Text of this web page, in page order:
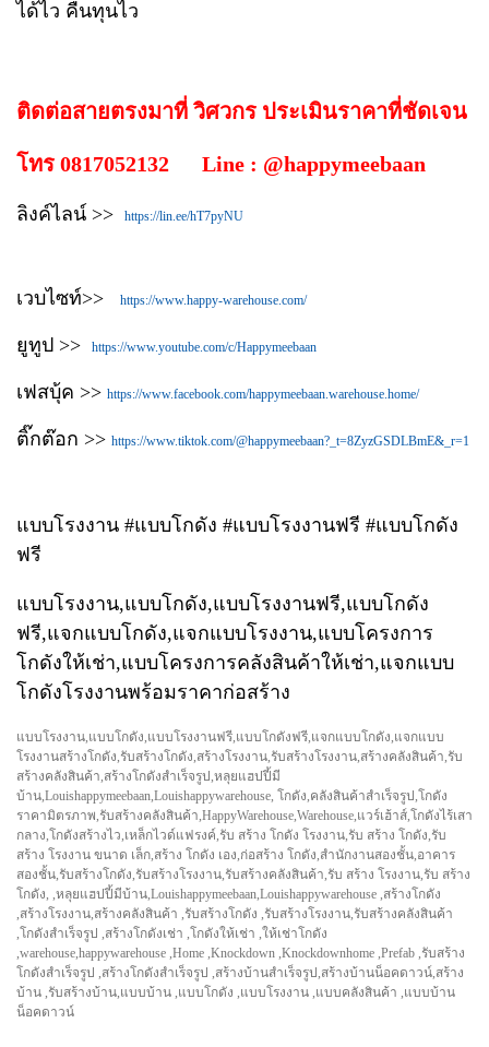
ได้ไว คืนทุนไว
ติดต่อสายตรงมาที่ วิศวกร ประเมินราคาที่ชัดเจน
โทร 0817052132 Line : @happymeebaan
ลิงค์ไลน์ >> https://lin.ee/hT7pyNU
เวบไซท์>> https://www.happy-warehouse.com/
ยูทูป >> https://www.youtube.com/c/Happymeebaan
เฟสบุ้ค >> https://www.facebook.com/happymeebaan.warehouse.home/
ติ๊กต๊อก >> https://www.tiktok.com/@happymeebaan?_t=8ZyzGSDLBmE&_r=1
แบบโรงงาน #แบบโกดัง #แบบโรงงานฟรี #แบบโกดัง
ฟรี
แบบโรงงาน,แบบโกดัง,แบบโรงงานฟรี,แบบโกดัง
ฟรี,แจกแบบโกดัง,แจกแบบโรงงาน,แบบโครงการ
โกดังให้เช่า,แบบโครงการคลังสินค้าให้เช่า,แจกแบบ
โกดังโรงงานพร้อมราคาก่อสร้าง
แบบโรงงาน,แบบโกดัง,แบบโรงงานฟรี,แบบโกดังฟรี,แจกแบบโกดัง,แจกแบบ
โรงงานสร้างโกดัง,รับสร้างโกดัง,สร้างโรงงาน,รับสร้างโรงงาน,สร้างคลังสินค้า,รับ
สร้างคลังสินค้า,สร้างโกดังสำเร็จรูป,หลุยแฮปปี้มี
บ้าน,Louishappymeebaan,Louishappywarehouse, โกดัง,คลังสินค้าสำเร็จรูป,โกดัง
ราคามิตรภาพ,รับสร้างคลังสินค้า,HappyWarehouse,Warehouse,แวร์เฮ้าส์,โกดังไร้เสา
กลาง,โกดังสร้างไว,เหล็กไวด์แฟรงค์,รับ สร้าง โกดัง โรงงาน,รับ สร้าง โกดัง,รับ
สร้าง โรงงาน ขนาด เล็ก,สร้าง โกดัง เอง,ก่อสร้าง โกดัง,สำนักงานสองชั้น,อาคาร
สองชั้น,รับสร้างโกดัง,รับสร้างโรงงาน,รับสร้างคลังสินค้า,รับ สร้าง โรงงาน,รับ สร้าง
โกดัง, ,หลุยแฮปปี้มีบ้าน,Louishappymeebaan,Louishappywarehouse ,สร้างโกดัง
,สร้างโรงงาน,สร้างคลังสินค้า ,รับสร้างโกดัง ,รับสร้างโรงงาน,รับสร้างคลังสินค้า
,โกดังสำเร็จรูป ,สร้างโกดังเช่า ,โกดังให้เช่า ,ให้เช่าโกดัง
,warehouse,happywarehouse ,Home ,Knockdown ,Knockdownhome ,Prefab ,รับสร้าง
โกดังสำเร็จรูป ,สร้างโกดังสำเร็จรูป ,สร้างบ้านสำเร็จรูป,สร้างบ้านน็อคดาวน์,สร้าง
บ้าน ,รับสร้างบ้าน,แบบบ้าน ,แบบโกดัง ,แบบโรงงาน ,แบบคลังสินค้า ,แบบบ้าน
น็อคดาวน์